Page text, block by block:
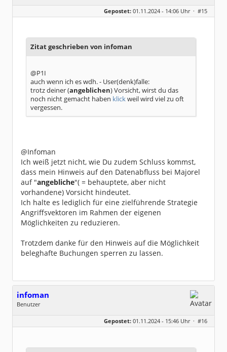
Geschlecht:
keine Angabe
Dabei seit:
02 / 2008
Gepostet: 01.11.2024 - 14:06 Uhr · #15
Zitat geschrieben von infoman
@P1I
auch wenn ich es wdh. - User(denk)falle:
trotz deiner (angeblichen) Vorsicht, wirst du das
noch nicht gemacht haben klickweil wird viel zu oft
vergessen.
@Infoman
Ich weiß jetzt nicht, wie Du zudem Schluss kommst,
dass mein Hinweis auf den Datenabfluss bei Majorel
auf "angebliche"( = behauptete, aber nicht
vorhandene) Vorsicht hindeutet.
Ich halte es lediglich für eine zielführende Strategie
Angriffsvektoren im Rahmen der eigenen
Möglichkeiten zu reduzieren.
Trotzdem danke für den Hinweis auf die Möglichkeit
beleghafte Buchungen sperren zu lassen.
infoman
Benutzer
Dabei seit:
06 / 2008
Gepostet: 01.11.2024 - 15:46 Uhr · #16